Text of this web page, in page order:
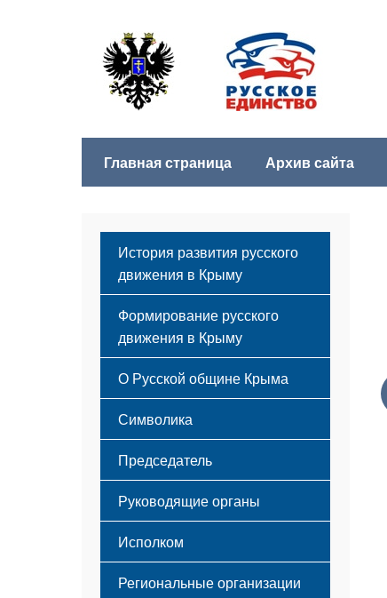
Главная страница Архив сайта
История развития русского
движения в Крыму
Формирование русского
движения в Крыму
Русский Крым
О Русской общине Крыма
Этапы становления
Принципы деятельности
Структура
Мероприятия
Символика
Флаг
Герб
Гимн
Председатель
Руководящие органы
Исполком
Региональные организации